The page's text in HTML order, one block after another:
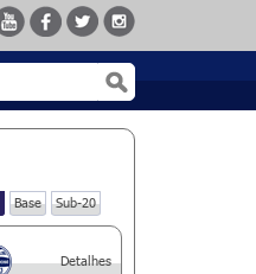
Base Sub-20
Detalhes